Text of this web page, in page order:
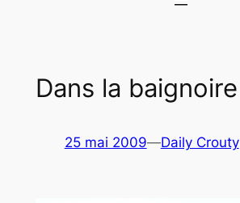
Dans la baignoire
25 mai 2009—Daily Crouty